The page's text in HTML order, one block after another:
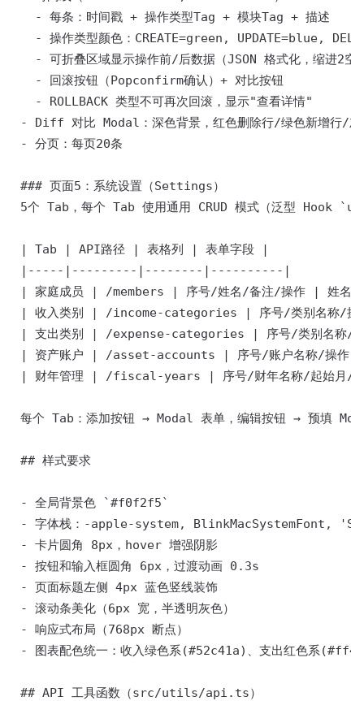
   - 每条：时间戳 + 操作类型Tag + 模块Tag + 描述
- 操作类型颜色：CREATE=green, UPDATE=blue,
- 可折叠区域显示操作前/后数据（JSON 格式化，缩进2
   - 回滚按钮（Popconfirm确认）+ 对比按钮
   - ROLLBACK 类型不可再次回滚，显示"查看详情"
- Diff 对比 Modal：深色背景，红色删除行/绿色新增行
- 分页：每页20条
### 页面5：系统设置（Settings）
5个 Tab，每个 Tab 使用通用 CRUD 模式（泛型 Hook
| Tab | API路径 | 表格列 | 表单字段 |
|-----|---------|--------|----------|
| 家庭成员 | /members | 序号/姓名/备注/操作 | 姓
| 收入类别 | /income-categories | 序号/类别名称/
| 支出类别 | /expense-categories | 序号/类别名称
| 资产账户 | /asset-accounts | 序号/账户名称/操
| 财年管理 | /fiscal-years | 序号/财年名称/起始月/
每个 Tab：添加按钮 → Modal 表单，编辑按钮 → 预填
## 样式要求
- 全局背景色 `#f0f2f5`
- 字体栈：-apple-system,
- 卡片圆角 8px，hover 增强阴影
- 按钮和输入框圆角 6px，过渡动画 0.3s
- 页面标题左侧 4px 蓝色竖线装饰
- 滚动条美化（6px 宽，半透明灰色）
- 响应式布局（768px 断点）
- 图表配色统一：收入绿色系(#52c41a)、支出红色系
## API 工具函数（src/utils/api.ts）